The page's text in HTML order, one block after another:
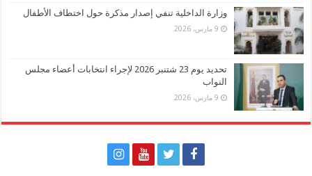
وزارة الداخلية تنفي إصدار مذكرة حول اختطاف الأطفال
9 مارس، 2026
تحديد يوم 23 شتنبر 2026 لإجراء انتخابات أعضاء مجلس
النواب
9 مارس، 2026